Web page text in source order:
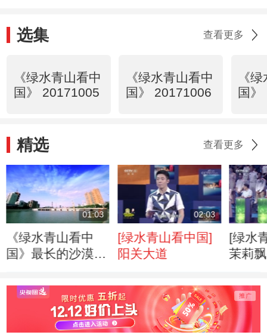
选集 查看更多
《绿水青山看中
国》 20171005
《绿水青山看中
国》 20171006
《
国
精选 查看更多
01:03
《绿水青山看中
国》最长的沙漠公
02:03
[绿水青山看中国]
阳关大道
[绿水
茉莉